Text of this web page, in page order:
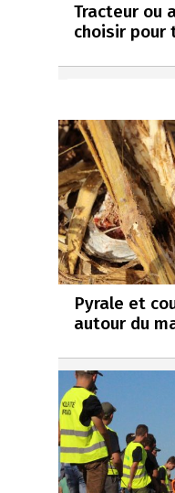
Tracteur ou
choisir pour
Pyrale et
autour du